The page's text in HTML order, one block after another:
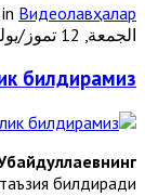
Видеолавҳалар
الجمعة, 12 تموز/يوليو 2024 00:00
билдирамиз
билдиради.